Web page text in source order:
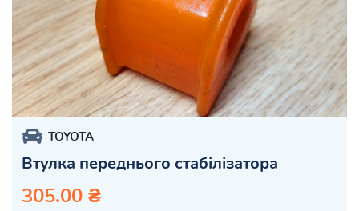
TOYOTA
Втулка переднього стабілізатора
305.00 ₴